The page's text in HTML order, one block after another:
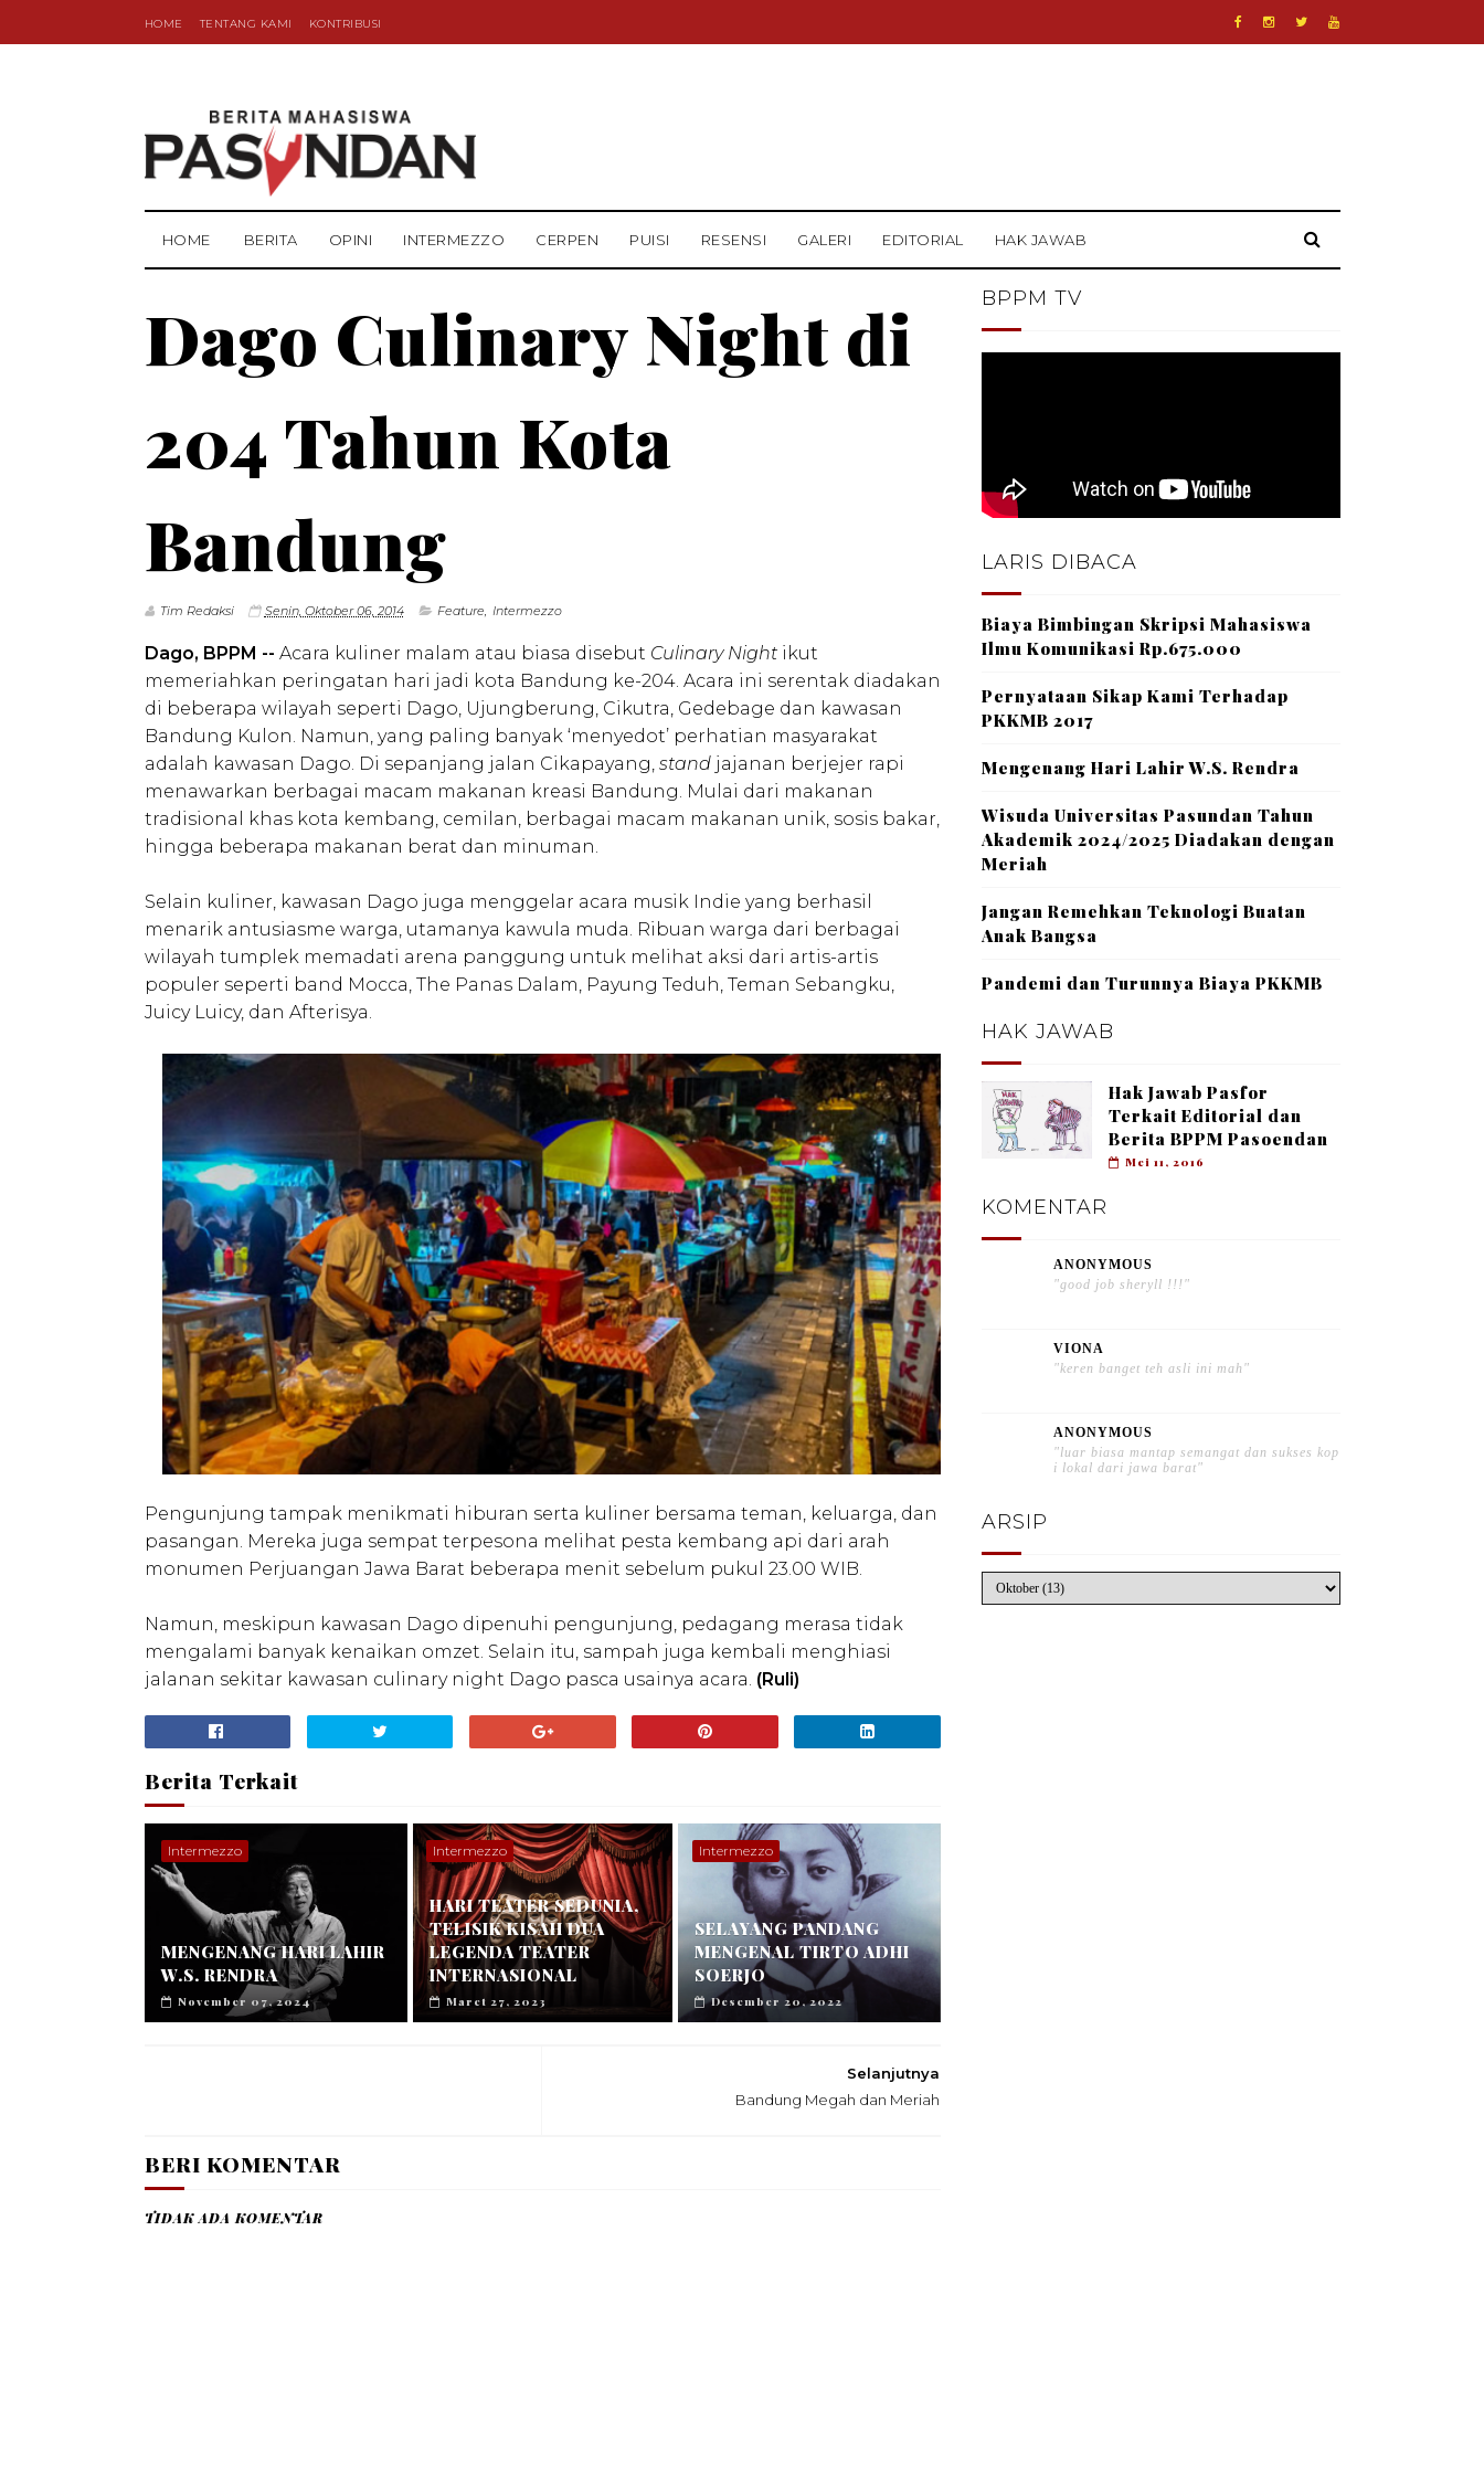
HOME TENTANG KAMI KONTRIBUSI
HOME BERITA OPINI INTERMEZZO CERPEN PUISI RESENSI GALERI EDITORIAL HAK JAWAB
Dago Culinary Night di
204 Tahun Kota
Bandung
Tim Redaksi Senin, Oktober 06, 2014 Feature, Intermezzo
Dago, BPPM -- Acara kuliner malam atau biasa disebut Culinary Nightikut
memeriahkan peringatan hari jadi kota Bandung ke-204. Acara ini serentak diadakan
di beberapa wilayah seperti Dago, Ujungberung, Cikutra, Gedebage dan kawasan
Bandung Kulon. Namun, yang paling banyak ‘menyedot’ perhatian masyarakat
adalah kawasan Dago. Di sepanjang jalan Cikapayang, standjajanan berjejer rapi
menawarkan berbagai macam makanan kreasi Bandung. Mulai dari makanan
tradisional khas kota kembang, cemilan, berbagai macam makanan unik, sosis bakar,
hingga beberapa makanan berat dan minuman.
Selain kuliner, kawasan Dago juga menggelar acara musik Indie yang berhasil
menarik antusiasme warga, utamanya kawula muda. Ribuan warga dari berbagai
wilayah tumplek memadati arena panggung untuk melihat aksi dari artis-artis
populer seperti band Mocca, The Panas Dalam, Payung Teduh, Teman Sebangku,
Juicy Luicy, dan Afterisya.
Pengunjung tampak menikmati hiburan serta kuliner bersama teman, keluarga, dan
pasangan. Mereka juga sempat terpesona melihat pesta kembang api dari arah
monumen Perjuangan Jawa Barat beberapa menit sebelum pukul 23.00 WIB.
Namun, meskipun kawasan Dago dipenuhi pengunjung, pedagang merasa tidak
mengalami banyak kenaikan omzet. Selain itu, sampah juga kembali menghiasi
jalanan sekitar kawasan culinary night Dago pasca usainya acara. (Ruli)
Berita Terkait
Intermezzo
MENGENANG HARI LAHIR
W.S. RENDRA
November 07, 2024
Intermezzo
HARI TEATER SEDUNIA,
TELISIK KISAH DUA
LEGENDA TEATER
INTERNASIONAL
Maret 27, 2023
Intermezzo
SELAYANG PANDANG
MENGENAL TIRTO ADHI
SOERJO
Desember 20, 2022
Selanjutnya
Bandung Megah dan Meriah
BERI KOMENTAR
TIDAK ADA KOMENTAR
BPPM TV
LARIS DIBACA
Biaya Bimbingan Skripsi Mahasiswa
Ilmu Komunikasi Rp.675.000
Pernyataan Sikap Kami Terhadap
PKKMB 2017
Mengenang Hari Lahir W.S. Rendra
Wisuda Universitas Pasundan Tahun
Akademik 2024/2025 Diadakan dengan
Meriah
Jangan Remehkan Teknologi Buatan
Anak Bangsa
Pandemi dan Turunnya Biaya PKKMB
HAK JAWAB
Hak Jawab Pasfor
Terkait Editorial dan
Berita BPPM Pasoendan
Mei 11, 2016
KOMENTAR
ANONYMOUS
"good job sheryll !!!"
VIONA
"keren banget teh asli ini mah"
ANONYMOUS
"luar biasa mantap semangat dan sukses kop
i lokal dari jawa barat"
ARSIP